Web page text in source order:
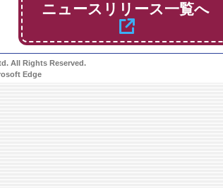
ニュースリリース一覧へ
All Rights Reserved.
Edge